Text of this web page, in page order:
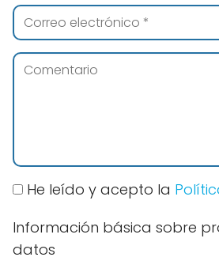
He leído y acepto la
Información básica sobre
datos